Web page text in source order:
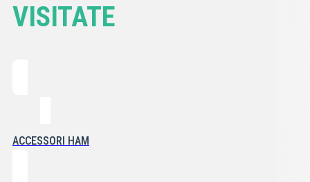
VISITATE
ACCESSORI HAM